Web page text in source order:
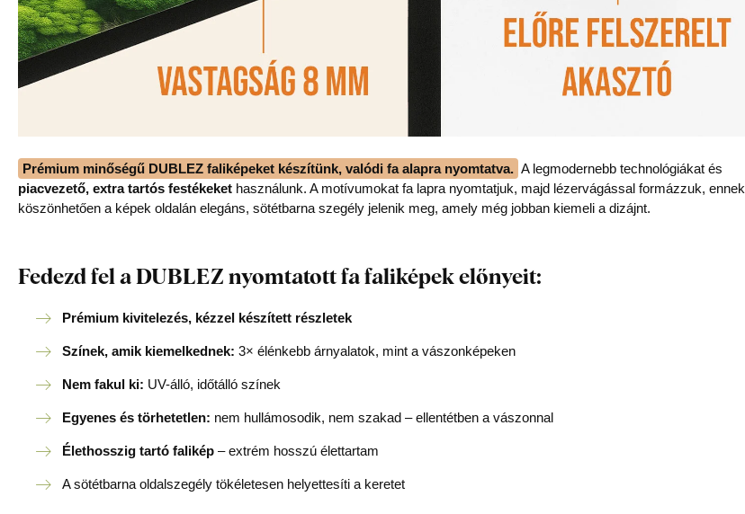
Prémium minőségű DUBLEZ faliképeket készítünk, valódi fa alapra nyomtatva. A legmodernebb technológiákat és
piacvezető, extra tartós festékeket használunk. A motívumokat fa lapra nyomtatjuk, majd lézervágással formázzuk, ennek
köszönhetően a képek oldalán elegáns, sötétbarna szegély jelenik meg, amely még jobban kiemeli a dizájnt.
Fedezd fel a DUBLEZ nyomtatott fa faliképek előnyeit:
Prémium kivitelezés, kézzel készített részletek
Színek, amik kiemelkednek: 3× élénkebb árnyalatok, mint a vászonképeken
Nem fakul ki: UV-álló, időtálló színek
Egyenes és törhetetlen: nem hullámosodik, nem szakad – ellentétben a vászonnal
Élethosszig tartó falikép – extrém hosszú élettartam
A sötétbarna oldalszegély tökéletesen helyettesíti a keretet